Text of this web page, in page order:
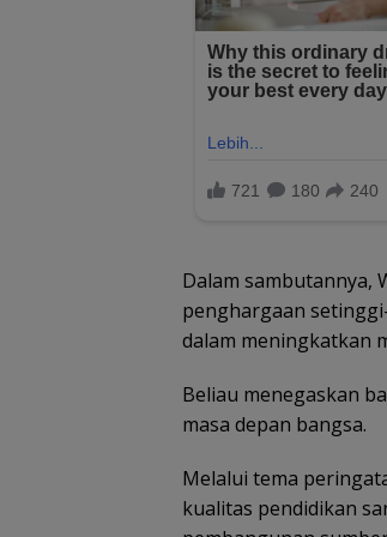
Dalam sambutannya,
penghargaan
dalam meningkatkan
Beliau menegaskan
masa depan bangsa.
Melalui tema
kualitas pendidikan